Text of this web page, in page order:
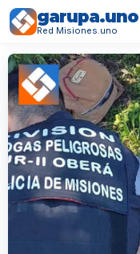
garupa.uno
Red Misiones.uno